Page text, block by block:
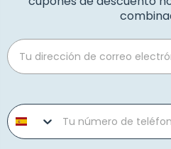
Email
Phone number